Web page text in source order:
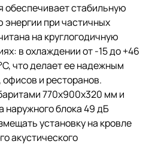
обеспечивает стабильную
при частичных
на круглогодичную
в охлаждении от -15 до +46
что делает ее надежным
и ресторанов.
770x900x320 мм и
наружного блока 49 дБ
установку на кровле
акустического